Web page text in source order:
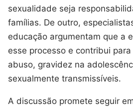
sexualidade seja
famílias. De outro,
educação argumentam que a
esse processo e contribui
abuso, gravidez na
sexualmente transmissíveis.
A discussão promete seguir